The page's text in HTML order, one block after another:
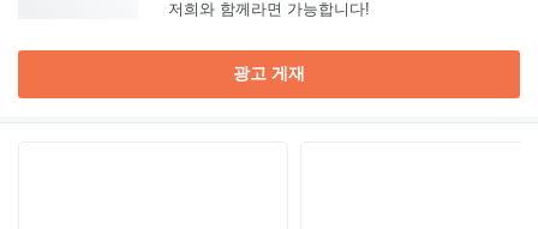
저희와 함께라면 가능합니다!
광고 게재